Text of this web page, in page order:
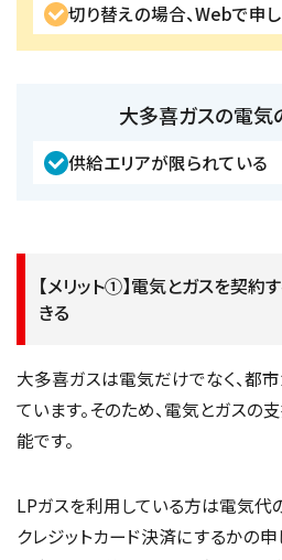
切り替えの場合、Webで申
大多喜ガスの電気
供給エリアが限られている
【メリット①】電気とガスを契
きる
大多喜ガスは電気だけでなく、都
ています。そのため、電気とガスの
能です。
LPガスを利用している方は電気
クレジットカード決済にするかの